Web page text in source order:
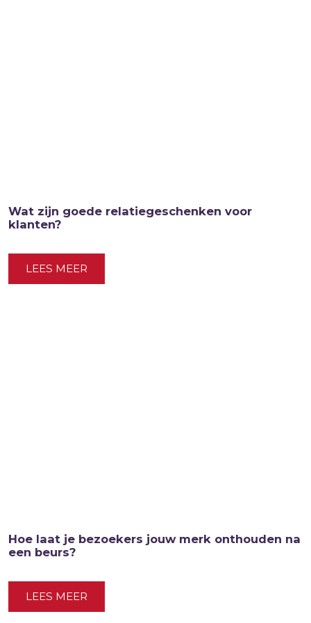
Wat zijn goede relatiegeschenken voor
klanten?
LEES MEER
Hoe laat je bezoekers jouw merk onthouden na
een beurs?
LEES MEER